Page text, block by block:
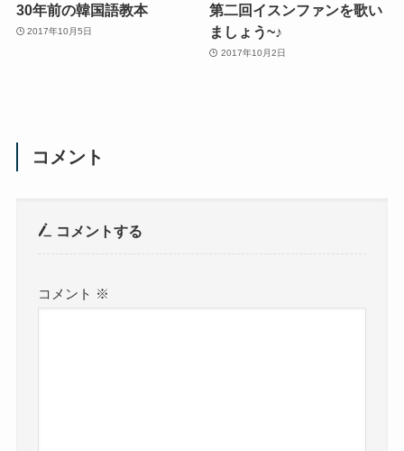
30年前の韓国語教本
2017年10月5日
第二回イスンファンを歌い
ましょう~♪
2017年10月2日
コメント
コメントする
コメント ※